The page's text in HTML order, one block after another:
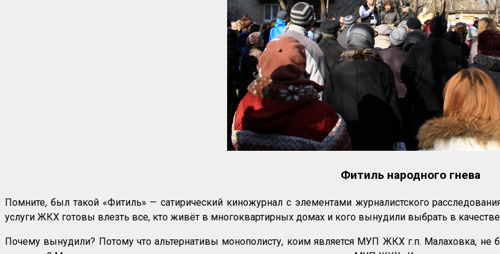
Фитиль народного гнева
Помните, был такой «Фитиль» — сатирический киножурнал с элементами журналистского
услуги ЖКХ готовы влезть все, кто живёт в многоквартирных домах и кого вынудили выбрать в
Почему вынудили? Потому что альтернативы монополисту, коим является МУП ЖКХ г.п. Малаховка, не